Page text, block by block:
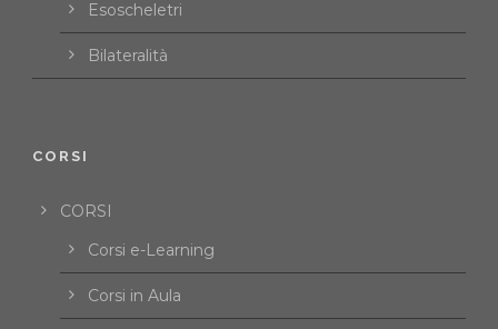
Esoscheletri
Bilateralità
CORSI
CORSI
Corsi e-Learning
Corsi in Aula